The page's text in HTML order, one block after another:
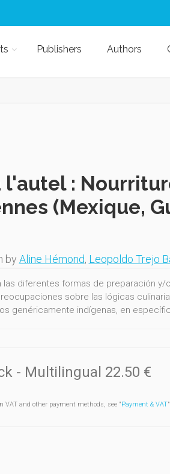
Publishers Authors
l'autel :
(Mexique,
by Aline Hémond, Leopoldo Trejo
las diferentes formas de preparación
sobre las lógicas
genéricamente indígenas, en
- Multilingual 22.50 €
VAT and other payment methods, see "Payment & VAT